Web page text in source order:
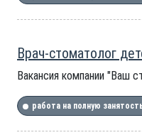
Врач-стоматолог
Вакансия компании "Ваш
работа на полную